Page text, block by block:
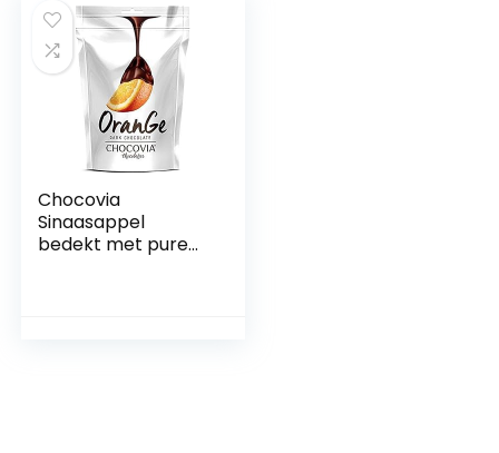
Chocovia
Sinaasappel
bedekt met pure